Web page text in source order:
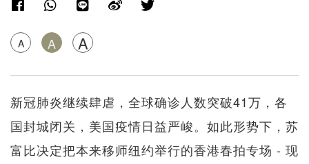
A A A
新冠肺炎继续肆虐，全球确诊人数突破41万，各
国封城闭关，美国疫情日益严峻。如此形势下，苏
富比决定把本来移师纽约举行的香港春拍专场 - 现